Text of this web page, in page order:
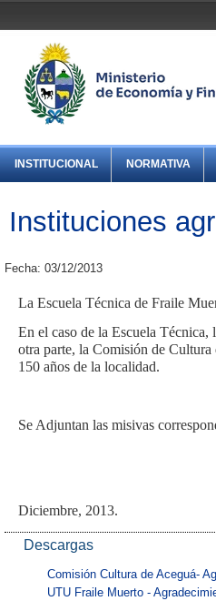
INSTITUCIONAL NORMATIVA
Instituciones
Fecha: 03/12/2013
La Escuela Técnica de Fraile
En el caso de la Escuela
otra parte, la Comisión de
150 años de la localidad.
Se Adjuntan las misivas
Diciembre, 2013.
Descargas
Comisión Cultura de Aceguá-
UTU Fraile Muerto -